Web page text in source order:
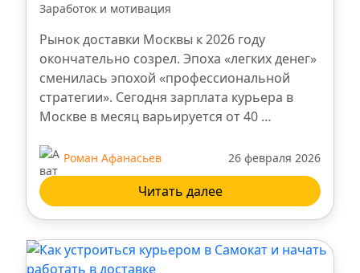
Ступино
Ульяновск
Ханты-Мансийск
Брянск
Владикавказ
Заработок и мотивация
Рынок доставки Москвы к 2026 году
окончательно созрел. Эпоха «легких денег»
сменилась эпохой «профессиональной
стратегии». Сегодня зарплата курьера в
Москве в месяц варьируется от 40 …
Роман Афанасьев 26 февраля 2026
Читать далее